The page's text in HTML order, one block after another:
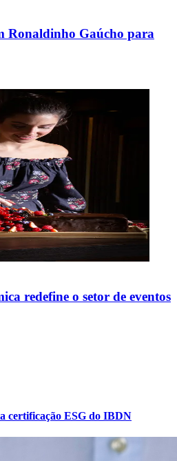
Ronaldinho Gaúcho para
redefine o setor de eventos
certificação ESG do IBDN